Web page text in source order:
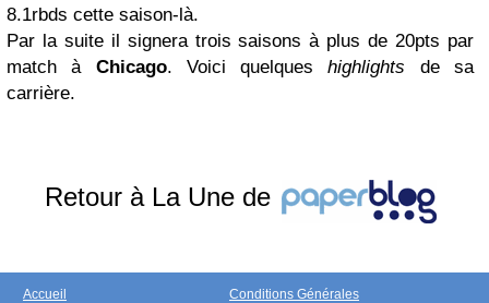
8.1rbds cette saison-là.
Par la suite il signera trois saisons à plus de 20pts par
match à Chicago. Voici quelqueshighlights de sa
carrière.
Retour à La Une de
Accueil
Conditions Générales